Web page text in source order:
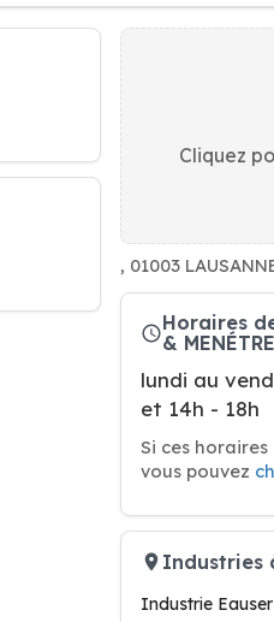
Cliquez
, 01003
Horaires
&
lundi au
et 14h - 18h
Si ces
vous pouvez
Industries
Industrie